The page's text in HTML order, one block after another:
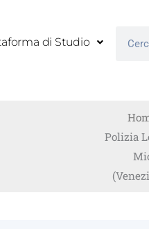
di Studio Cerca
Polizia